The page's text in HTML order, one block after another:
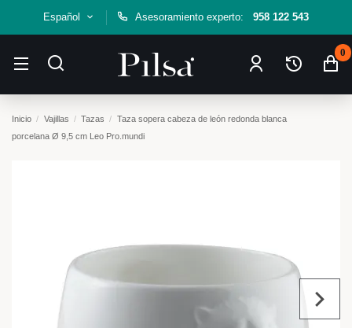
Español Asesoramiento experto: 958 122 543
0
Inicio Vajillas Tazas
Taza sopera cabeza de león redonda blanca
porcelana Ø 9,5 cm Leo Pro.mundi